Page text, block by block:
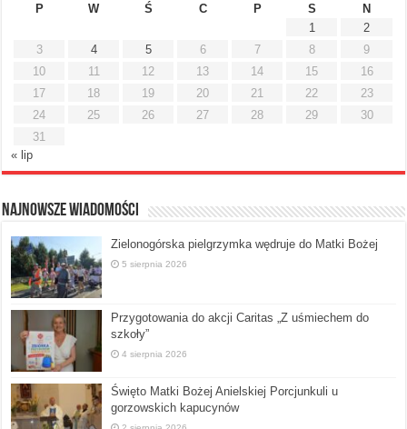
P
W Ś C P S
N
1
2
3
4 5 6 7 8
9
10
11 12 13 14 15
16
17
18 19 20 21 22
23
24
25 26 27 28 29
30
31
« lip
Najnowsze Wiadomości
Zielonogórska pielgrzymka wędruje do Matki Bożej
5 sierpnia 2026
Przygotowania do akcji Caritas „Z uśmiechem do
szkoły”
4 sierpnia 2026
Święto Matki Bożej Anielskiej Porcjunkuli u
gorzowskich kapucynów